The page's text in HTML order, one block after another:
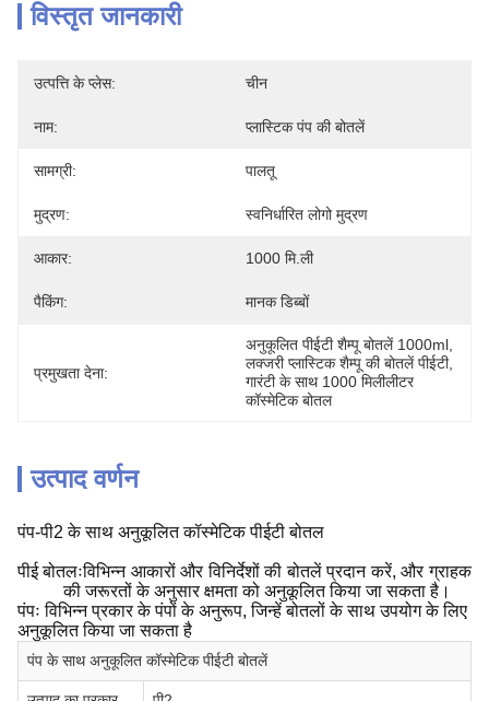
विस्तृत जानकारी
उत्पत्ति के प्लेस: चीन
नाम: प्लास्टिक पंप की बोतलें
सामग्री: पालतू
मुद्रण: स्वनिर्धारित लोगो मुद्रण
आकार: 1000 मि.ली
पैकिंग: मानक डिब्बों
प्रमुखता देना:
अनुकूलित पीईटी शैम्पू बोतलें 1000ml
लक्जरी प्लास्टिक शैम्पू की बोतलें पीईटी
गारंटी के साथ 1000 मिलीलीटर
कॉस्मेटिक बोतल
उत्पाद वर्णन
पंप-पी2 के साथ अनुकूलित कॉस्मेटिक पीईटी बोतल
पीई बोतलःविभिन्न आकारों और विनिर्देशों की बोतलें प्रदान करें, और ग्राहक
की जरूरतों के अनुसार क्षमता को अनुकूलित किया जा सकता है।
पंपः विभिन्न प्रकार के पंपों के अनुरूप, जिन्हें बोतलों के साथ उपयोग के लिए
अनुकूलित किया जा सकता है
पंप के साथ अनुकूलित कॉस्मेटिक पीईटी बोतलें